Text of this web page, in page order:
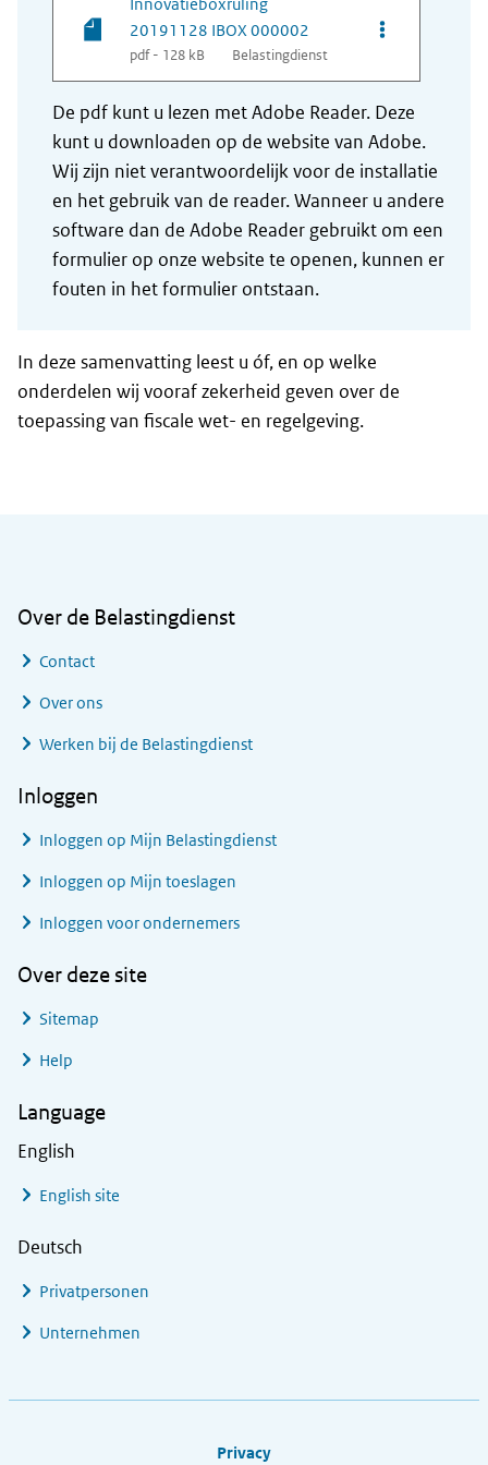
20191128 IBOX 000002
pdf - 128 kB Belastingdienst
Opties van
De pdf kunt u lezen met Adobe Reader. Deze
kunt u downloaden op de website van Adobe.
Wij zijn niet verantwoordelijk voor de installatie
en het gebruik van de reader. Wanneer u andere
software dan de Adobe Reader gebruikt om een
formulier op onze website te openen, kunnen er
fouten in het formulier ontstaan.
In deze samenvatting leest u óf, en op welke
onderdelen wij vooraf zekerheid geven over de
toepassing van fiscale wet- en regelgeving.
Over de Belastingdienst
Contact
Over ons
Werken bij de Belastingdienst
Inloggen
Inloggen op Mijn Belastingdienst
Inloggen op Mijn toeslagen
Inloggen voor ondernemers
Over deze site
Sitemap
Help
Language
English
English site
Deutsch
Privatpersonen
Unternehmen
Privacy